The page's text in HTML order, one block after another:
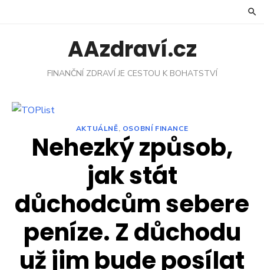
AAzdraví.cz
FINANČNÍ ZDRAVÍ JE CESTOU K BOHATSTVÍ
AKTUÁLNĚ, OSOBNÍ FINANCE
Nehezký způsob,
jak stát
důchodcům sebere
peníze. Z důchodu
už jim bude posílat